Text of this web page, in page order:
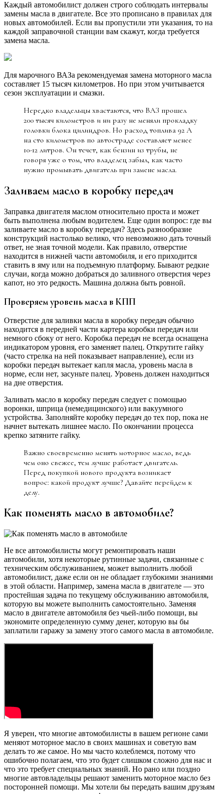
Каждый автомобилист должен строго соблюдать интервалы
замены масла в двигателе. Все это прописано в правилах для
новых автомобилей. Если вы пропустили эти указания, то на
каждой заправочной станции вам скажут, когда требуется
замена масла.
Для марочного ВАЗа рекомендуемая замена моторного масла
составляет 15 тысяч километров. Но при этом учитывается
сезон эксплуатации и смазки.
Нередко владельцы хвастаются, что ВАЗ прошел
200 тысяч километров и ни разу не меняли прокладку
головки блока цилиндров. Но расход топлива 92 А
на сто километров по автостраде составляет менее
10-12 литров. Он течет, как бензин из трубы, не
говоря уже о том, что владелец забыл, как часто
нужно промывать двигатель при замене масла.
Заливаем масло в коробку передач
Заправка двигателя маслом относительно проста и может
быть выполнена любым водителем. Еще один вопрос: где вы
заливаете масло в коробку передач? Здесь разнообразие
конструкций настолько велико, что невозможно дать точный
ответ, не зная точной модели. Как правило, отверстие
находится в нижней части автомобиля, и его приходится
ставить в яму или на подъемную платформу. Бывают редкие
случаи, когда можно добраться до заливного отверстия через
капот, но это редкость. Машина должна быть ровной.
Проверяем уровень масла в КПП
Отверстие для заливки масла в коробку передач обычно
находится в передней части картера коробки передач или
немного сбоку от него. Коробка передач не всегда оснащена
индикатором уровня, его заменяет палец. Открутите гайку
(часто стрелка на ней показывает направление), если из
коробки передач вытекает капля масла, уровень масла в
норме, если нет, засуньте палец. Уровень должен находиться
на дне отверстия.
Заливать масло в коробку передач следует с помощью
воронки, шприца (немедицинского) или вакуумного
устройства. Заполняйте коробку передач до тех пор, пока не
начнет вытекать лишнее масло. По окончании процесса
крепко затяните гайку.
Важно своевременно менять моторное масло, ведь
чем оно свежее, тем лучше работает двигатель.
Перед покупкой нового продукта возникает
вопрос: какой продукт лучше? Давайте перейдем к
делу.
Как поменять масло в автомобиле?
Не все автомобилисты могут ремонтировать наши
автомобили, хотя некоторые рутинные задачи, связанные с
техническим обслуживанием, может выполнить любой
автомобилист, даже если он не обладает глубокими знаниями
в этой области. Например, замена масла в двигателе — это
простейшая задача по текущему обслуживанию автомобиля,
которую вы можете выполнить самостоятельно. Заменяя
масло в двигателе автомобиля без чьей-либо помощи, вы
экономите определенную сумму денег, которую вы бы
заплатили гаражу за замену этого самого масла в автомобиле.
Я уверен, что многие автомобилисты в вашем регионе сами
меняют моторное масло в своих машинах и советую вам
делать то же самое. Но мы часто колеблемся, потому что
ошибочно полагаем, что это будет слишком сложно для нас и
что это требует специальных знаний. Но рано или поздно
многие автовладельцы решают заменить моторное масло без
посторонней помощи. Мы хотели бы передать вашим друзьям